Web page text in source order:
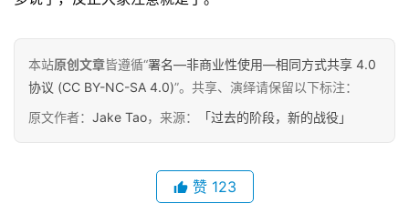
&
工
具
登录
本站原创文章皆遵循“署名—非商业性使用—相同方式共享 4.0
协议 (CC BY-NC-SA 4.0)”。共享、演绎请保留以下标注：
原文作者： Jake Tao，来源： 「过去的阶段，新的战役」
赞 123